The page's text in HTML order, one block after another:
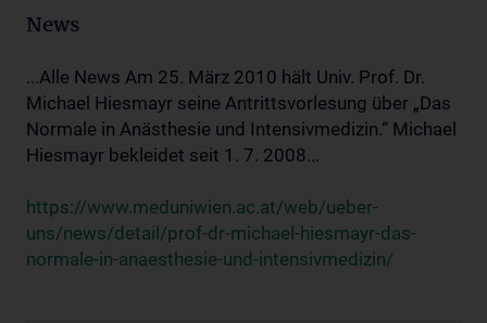
News
...Alle News Am 25. März 2010 hält Univ. Prof. Dr.
Michael Hiesmayr seine Antrittsvorlesung über „Das
Normale in Anästhesie und Intensivmedizin.“ Michael
Hiesmayr bekleidet seit 1. 7. 2008...
https://www.meduniwien.ac.at/web/ueber-
uns/news/detail/prof-dr-michael-hiesmayr-das-
normale-in-anaesthesie-und-intensivmedizin/